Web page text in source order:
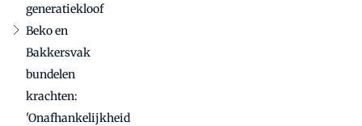
generatiekloof
Beko en
Bakkersvak
bundelen
krachten:
'Onafhankelijkheid